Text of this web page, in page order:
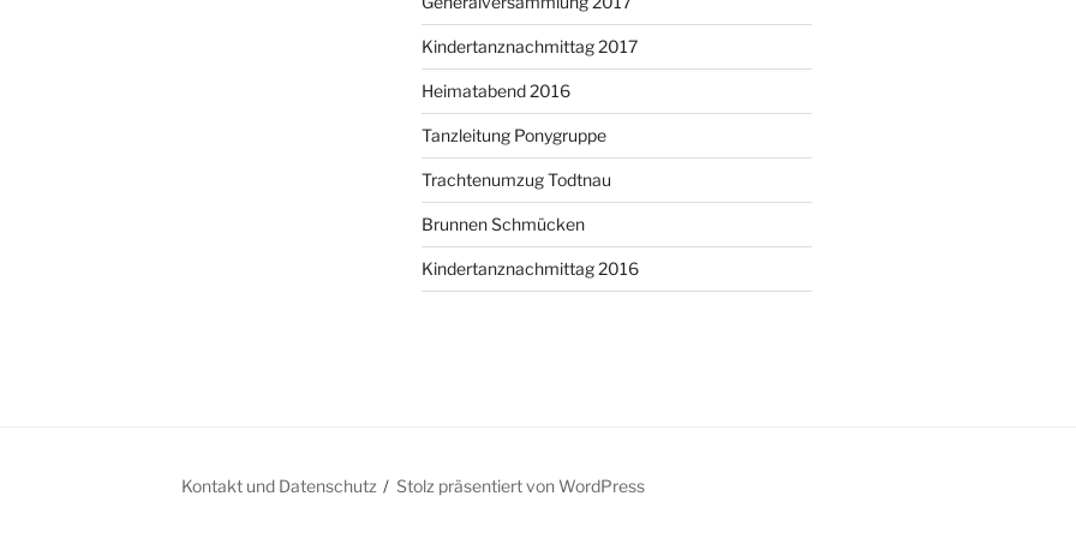
Kindertanznachmittag 2017
Heimatabend 2016
Tanzleitung Ponygruppe
Trachtenumzug Todtnau
Brunnen Schmücken
Kindertanznachmittag 2016
Kontakt und Datenschutz Stolz präsentiert von WordPress